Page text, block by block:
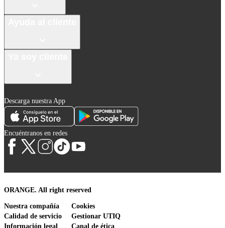
Descarga nuestra App
Encuéntranos en redes
ORANGE. All right reserved
Nuestra compañía
Calidad de servicio
Información legal
Cookies
Gestionar UTIQ
Canal de ética